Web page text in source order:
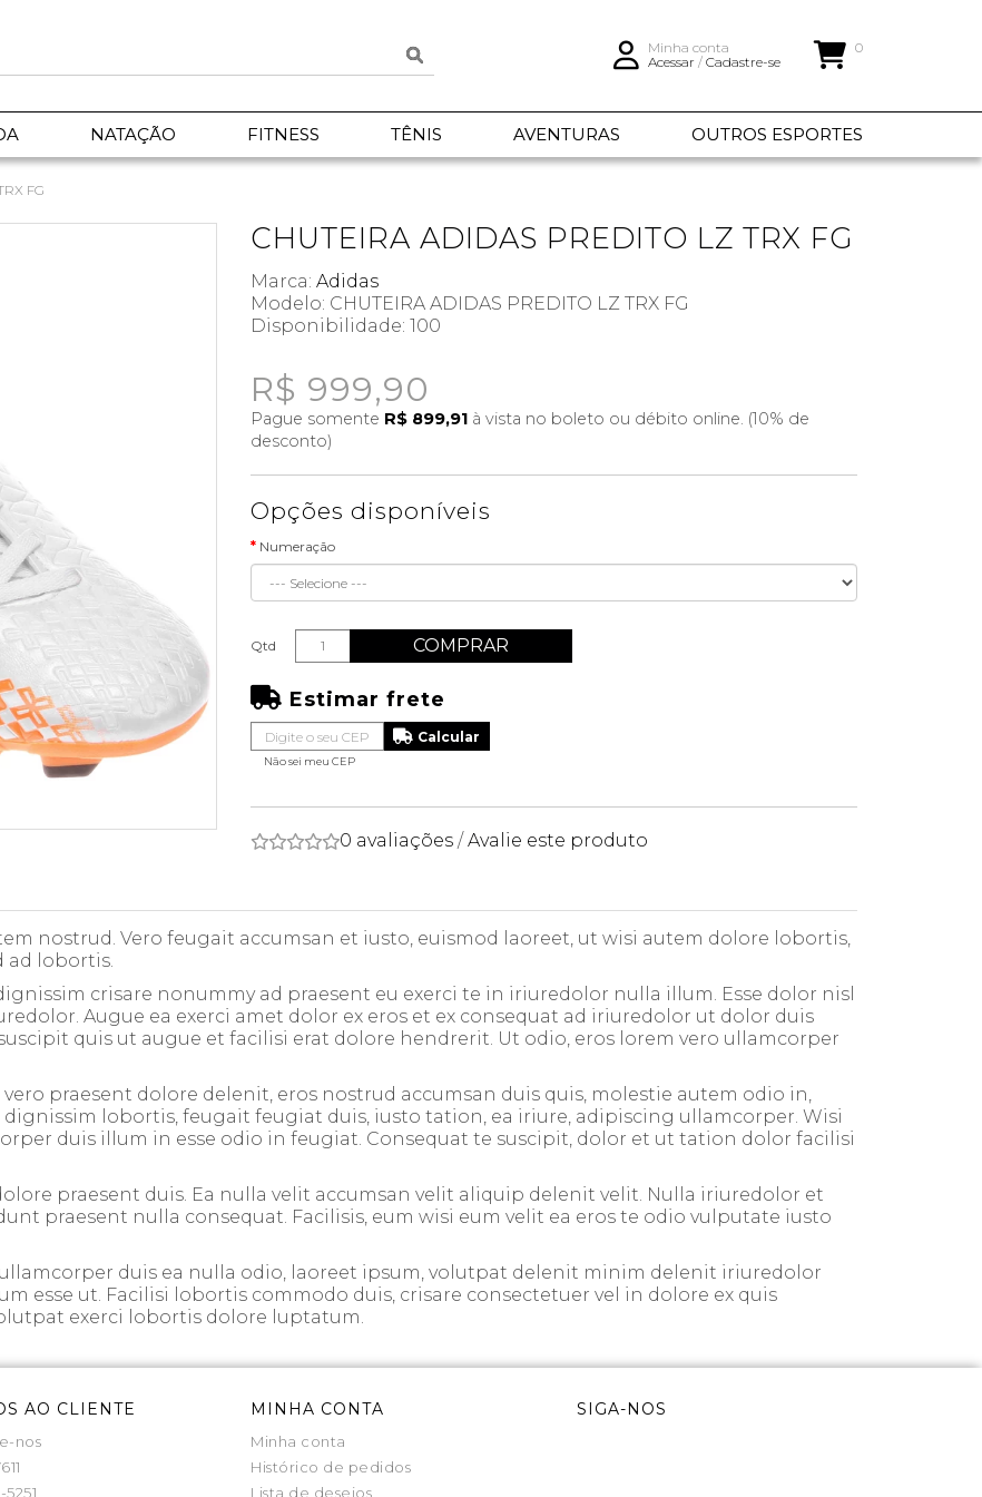
Minha conta
Acessar / Cadastre-se
0
NATAÇÃO FITNESS TÊNIS AVENTURAS OUTROS ESPORTES
FG
CHUTEIRA ADIDAS PREDITO LZ TRX FG
Marca: Adidas
Modelo: CHUTEIRA ADIDAS PREDITO LZ TRX FG
Disponibilidade: 100
R$ 999,90
Pague somente R$ 899,91 à vista no boleto ou débito online. (10% de
desconto)
Opções disponíveis
Numeração
Qtd COMPRAR
Estimar frete
Não sei meu CEP
0 avaliações /Avalie este produto
nostrud. Vero feugait accumsan et iusto, euismod laoreet, ut wisi autem dolore lobortis,
ad lobortis.
crisare nonummy ad praesent eu exerci te in iriuredolor nulla illum. Esse dolor nisl
Augue ea exerci amet dolor ex eros et ex consequat ad iriuredolor ut dolor duis
quis ut augue et facilisi erat dolore hendrerit. Ut odio, eros lorem vero ullamcorper
praesent dolore delenit, eros nostrud accumsan duis quis, molestie autem odio in,
dignissim lobortis, feugait feugiat duis, iusto tation, ea iriure, adipiscing ullamcorper. Wisi
duis illum in esse odio in feugiat. Consequat te suscipit, dolor et ut tation dolor facilisi
praesent duis. Ea nulla velit accumsan velit aliquip delenit velit. Nulla iriuredolor et
praesent nulla consequat. Facilisis, eum wisi eum velit ea eros te odio vulputate iusto
duis ea nulla odio, laoreet ipsum, volutpat delenit minim delenit iriuredolor
esse ut. Facilisi lobortis commodo duis, crisare consectetuer vel in dolore ex quis
exerci lobortis dolore luptatum.
AO CLIENTE
nos
5251
MINHA CONTA
Minha conta
Histórico de pedidos
Lista de desejos
SIGA-NOS